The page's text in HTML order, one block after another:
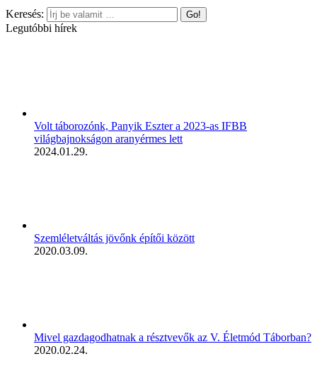
Keresés:
Legutóbbi hírek
Volt táborozónk, Panyik Eszter a 2023-as IFBB
világbajnokságon aranyérmes lett
2024.01.29.
Szemléletváltás jövőnk építői között
2020.03.09.
Mivel gazdagodhatnak a résztvevők az V. Életmód Táborban?
2020.02.24.